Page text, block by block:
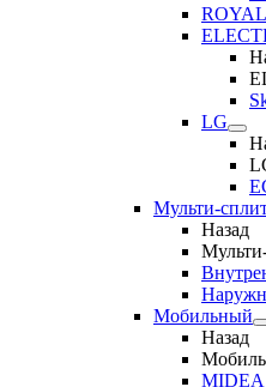
LG
Мульти-
Назад
Мобильный
Назад
MIDEA